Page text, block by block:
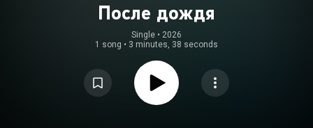
После дождя
Single • 2026
1 song • 3 minutes, 38 seconds